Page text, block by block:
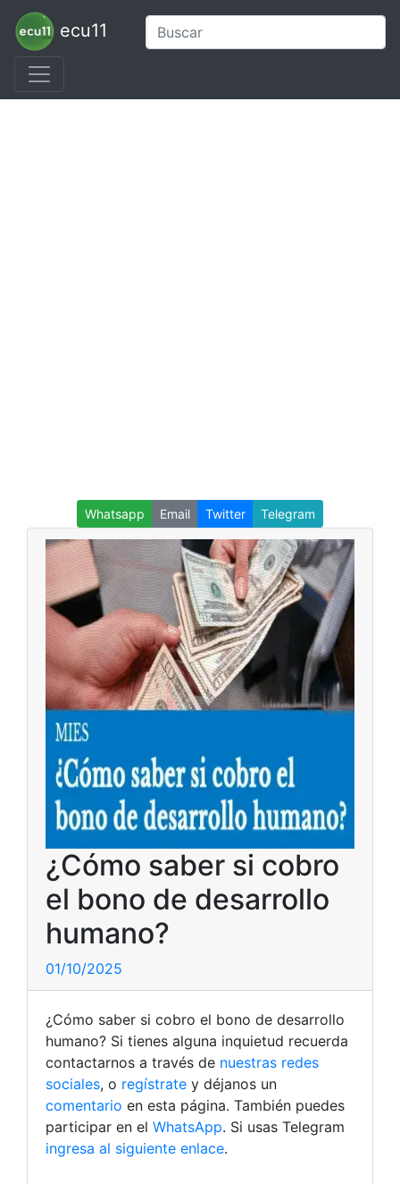
ecu11
Whatsapp Email Twitter Telegram
¿Cómo saber si cobro
el bono de desarrollo
humano?
01/10/2025
¿Cómo saber si cobro el bono de desarrollo
humano? Si tienes alguna inquietud recuerda
contactarnos a través de nuestras redes
sociales, o regístrate y déjanos un
comentario en esta página. También puedes
participar en el WhatsApp. Si usas Telegram
ingresa al siguiente enlace.